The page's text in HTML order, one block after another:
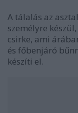
A tálalás az
személyre
csirke, ami
és főbenjáró
készíti el.